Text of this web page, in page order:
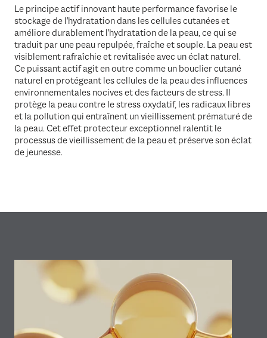
Le principe actif innovant haute performance favorise le
stockage de l'hydratation dans les cellules cutanées et
améliore durablement l'hydratation de la peau, ce qui se
traduit par une peau repulpée, fraîche et souple. La peau est
visiblement rafraîchie et revitalisée avec un éclat naturel.
Ce puissant actif agit en outre comme un bouclier cutané
naturel en protégeant les cellules de la peau des influences
environnementales nocives et des facteurs de stress. Il
protège la peau contre le stress oxydatif, les radicaux libres
et la pollution qui entraînent un vieillissement prématuré de
la peau. Cet effet protecteur exceptionnel ralentit le
processus de vieillissement de la peau et préserve son éclat
de jeunesse.